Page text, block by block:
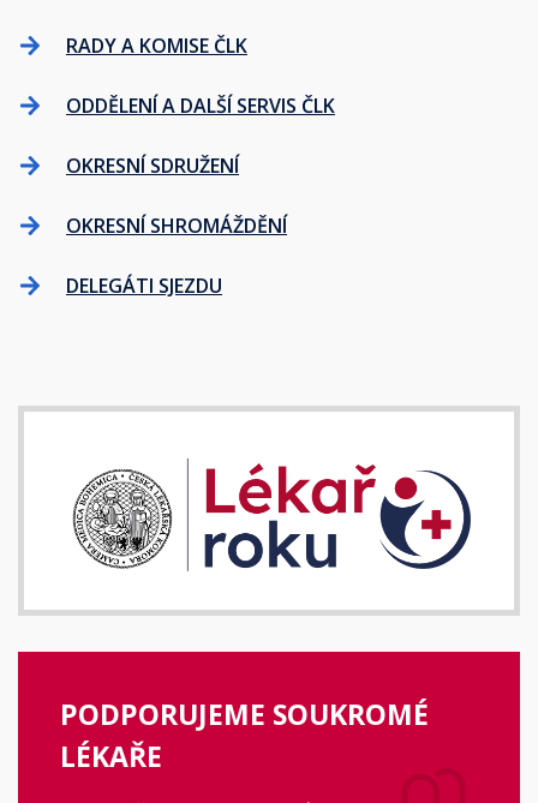
RADY A KOMISE ČLK
ODDĚLENÍ A DALŠÍ SERVIS ČLK
OKRESNÍ SDRUŽENÍ
OKRESNÍ SHROMÁŽDĚNÍ
DELEGÁTI SJEZDU
PODPORUJEME SOUKROMÉ
LÉKAŘE